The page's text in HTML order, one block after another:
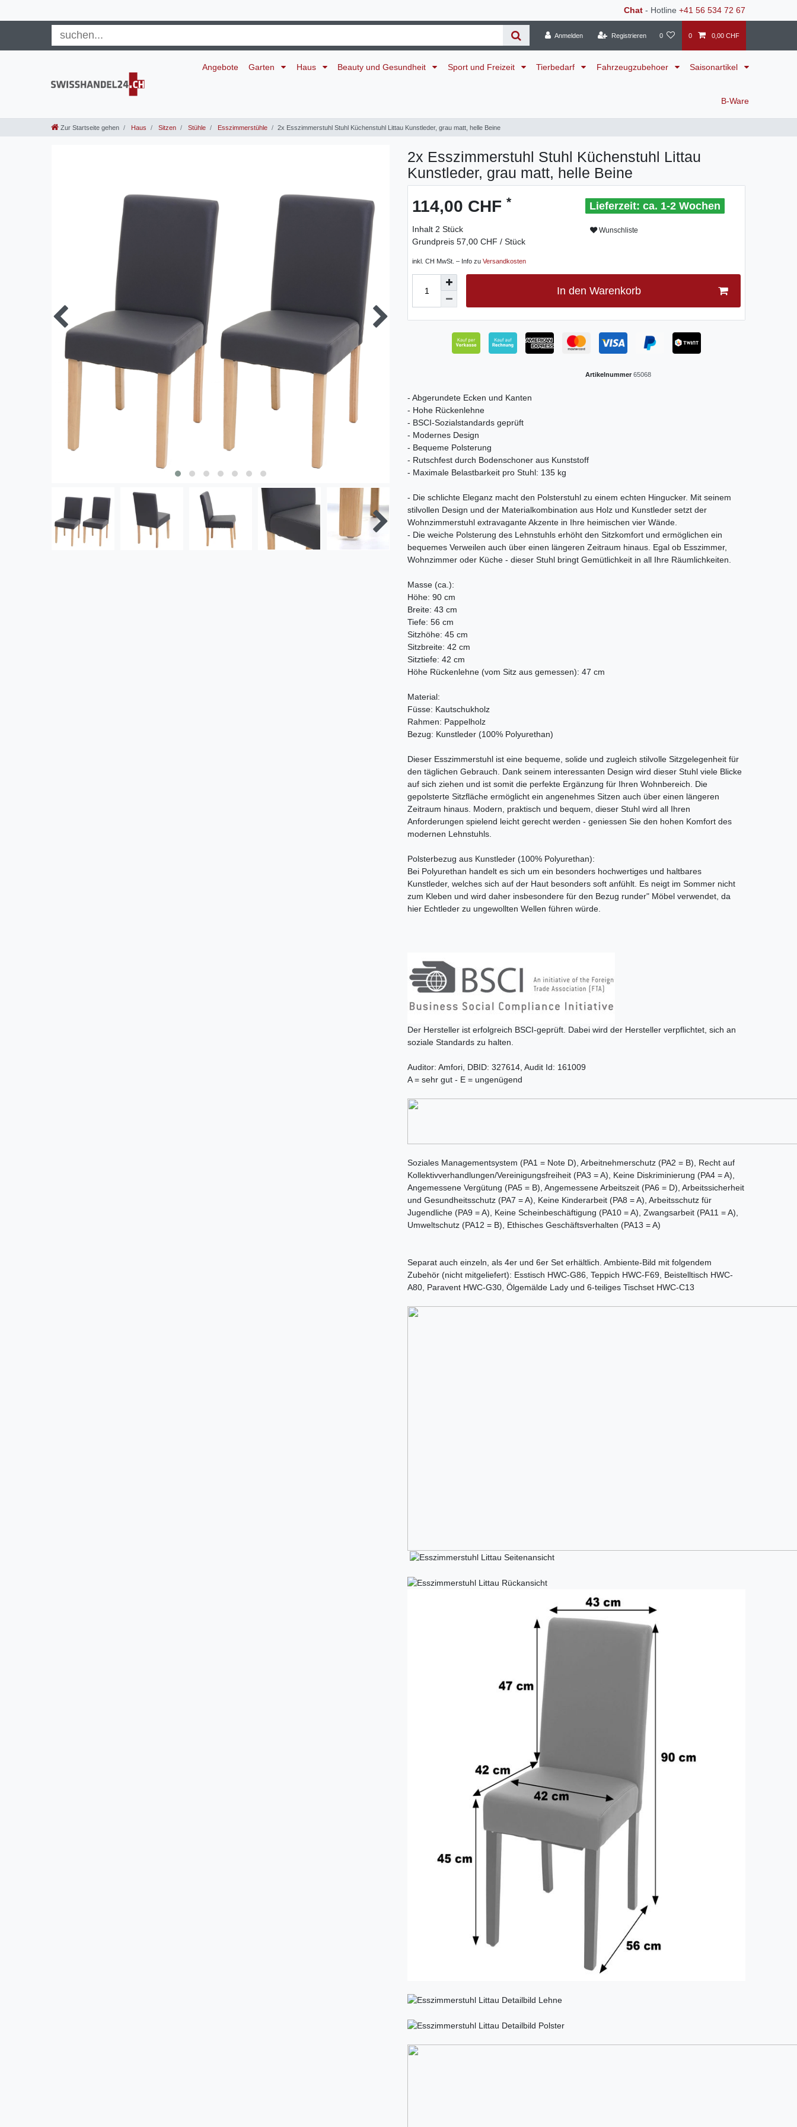
Chat - Hotline +41 56 534 72 67
Anmelden Registrieren 0 0 0,00 CHF
Angebote Garten Haus Beauty und Gesundheit Sport und Freizeit Tierbedarf Fahrzeugzubehoer Saisonartikel
B-Ware
Zur Startseite gehen Haus Sitzen Stühle Esszimmerstühle 2x Esszimmerstuhl Stuhl Küchenstuhl Littau Kunstleder, grau matt, helle Beine
2x Esszimmerstuhl Stuhl Küchenstuhl Littau
Kunstleder, grau matt, helle Beine
114,00 CHF *
Inhalt 2 Stück
Grundpreis 57,00 CHF / Stück
inkl. CH MwSt. – Info zu Versandkosten
ca. 1-2 Wochen
Wunschliste
In den Warenkorb
Artikelnummer 65068
- Abgerundete Ecken und Kanten
- Hohe Rückenlehne
- BSCI-Sozialstandards geprüft
- Modernes Design
- Bequeme Polsterung
- Rutschfest durch Bodenschoner aus Kunststoff
- Maximale Belastbarkeit pro Stuhl: 135 kg
- Die schlichte Eleganz macht den Polsterstuhl zu einem echten Hingucker. Mit seinem
stilvollen Design und der Materialkombination aus Holz und Kunstleder setzt der
Wohnzimmerstuhl extravagante Akzente in Ihre heimischen vier Wände.
- Die weiche Polsterung des Lehnstuhls erhöht den Sitzkomfort und ermöglichen ein
bequemes Verweilen auch über einen längeren Zeitraum hinaus. Egal ob Esszimmer,
Wohnzimmer oder Küche - dieser Stuhl bringt Gemütlichkeit in all Ihre Räumlichkeiten.
Masse (ca.):
Höhe: 90 cm
Breite: 43 cm
Tiefe: 56 cm
Sitzhöhe: 45 cm
Sitzbreite: 42 cm
Sitztiefe: 42 cm
Höhe Rückenlehne (vom Sitz aus gemessen): 47 cm
Material:
Füsse: Kautschukholz
Rahmen: Pappelholz
Bezug: Kunstleder (100% Polyurethan)
Dieser Esszimmerstuhl ist eine bequeme, solide und zugleich stilvolle Sitzgelegenheit für
den täglichen Gebrauch. Dank seinem interessanten Design wird dieser Stuhl viele Blicke
auf sich ziehen und ist somit die perfekte Ergänzung für Ihren Wohnbereich. Die
gepolsterte Sitzfläche ermöglicht ein angenehmes Sitzen auch über einen längeren
Zeitraum hinaus. Modern, praktisch und bequem, dieser Stuhl wird all Ihren
Anforderungen spielend leicht gerecht werden - geniessen Sie den hohen Komfort des
modernen Lehnstuhls.
Polsterbezug aus Kunstleder (100% Polyurethan):
Bei Polyurethan handelt es sich um ein besonders hochwertiges und haltbares
Kunstleder, welches sich auf der Haut besonders soft anfühlt. Es neigt im Sommer nicht
zum Kleben und wird daher insbesondere für den Bezug runder" Möbel verwendet, da
hier Echtleder zu ungewollten Wellen führen würde.
Der Hersteller ist erfolgreich BSCI-geprüft. Dabei wird der Hersteller verpflichtet, sich an
soziale Standards zu halten.
Auditor: Amfori, DBID: 327614, Audit Id: 161009
A = sehr gut - E = ungenügend
Soziales Managementsystem (PA1 = Note D), Arbeitnehmerschutz (PA2 = B), Recht auf
Kollektivverhandlungen/Vereinigungsfreiheit (PA3 = A), Keine Diskriminierung (PA4 = A),
Angemessene Vergütung (PA5 = B), Angemessene Arbeitszeit (PA6 = D), Arbeitssicherheit
und Gesundheitsschutz (PA7 = A), Keine Kinderarbeit (PA8 = A), Arbeitsschutz für
Jugendliche (PA9 = A), Keine Scheinbeschäftigung (PA10 = A), Zwangsarbeit (PA11 = A),
Umweltschutz (PA12 = B), Ethisches Geschäftsverhalten (PA13 = A)
Separat auch einzeln, als 4er und 6er Set erhältlich. Ambiente-Bild mit folgendem
Zubehör (nicht mitgeliefert): Esstisch HWC-G86, Teppich HWC-F69, Beistelltisch HWC-
A80, Paravent HWC-G30, Ölgemälde Lady und 6-teiliges Tischset HWC-C13